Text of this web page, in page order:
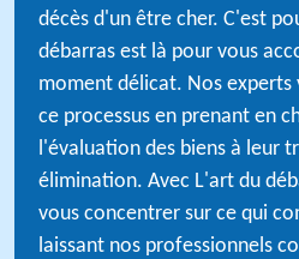
décès d'un être cher. C'est
débarras est là pour vous
moment délicat. Nos
ce processus en prenant en
l'évaluation des biens à leur
élimination. Avec L'art du
vous concentrer sur ce qui
laissant nos professionnels